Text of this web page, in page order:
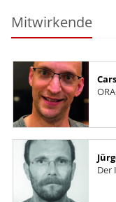
Mitwirkende
Der